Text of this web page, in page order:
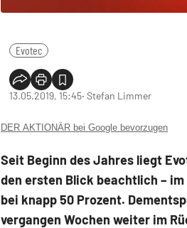
Evotec
13.05.2019, 15:45‧ Stefan Limmer
DER AKTIONÄR bei Google bevorzugen
Seit Beginn des Jahres liegt
den ersten Blick beachtlich –
bei knapp 50 Prozent.
vergangen Wochen weiter im